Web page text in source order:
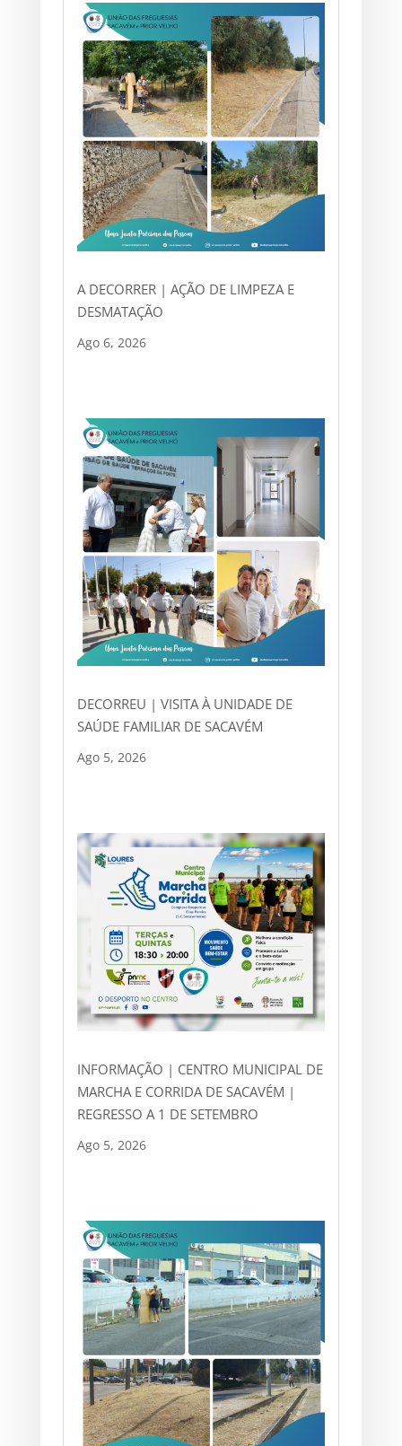
A DECORRER | AÇÃO DE LIMPEZA E
DESMATAÇÃO
Ago 6, 2026
DECORREU | VISITA À UNIDADE DE
SAÚDE FAMILIAR DE SACAVÉM
Ago 5, 2026
INFORMAÇÃO | CENTRO MUNICIPAL DE
MARCHA E CORRIDA DE SACAVÉM |
REGRESSO A 1 DE SETEMBRO
Ago 5, 2026